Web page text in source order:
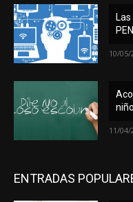
10/05/
11/04/
ENTRADAS